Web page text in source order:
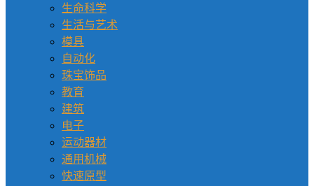
生命科学
生活与艺术
模具
自动化
珠宝饰品
教育
建筑
电子
运动器材
通用机械
快速原型